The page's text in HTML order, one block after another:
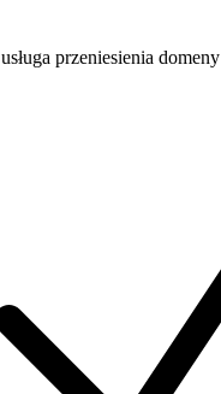
usługa przeniesienia domeny